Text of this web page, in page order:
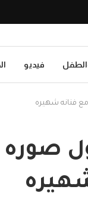
فيديو
فنانه شهيره
صوره